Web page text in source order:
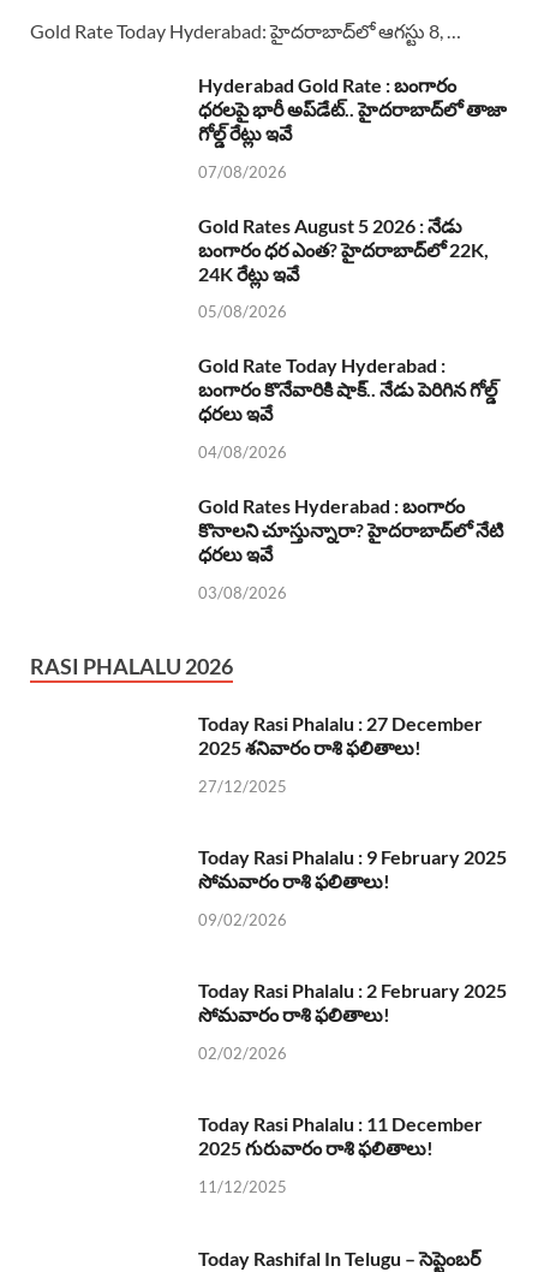
Gold Rate Today Hyderabad: హైదరాబాద్‌లో ఆగస్టు 8, …
Hyderabad Gold Rate : బంగారం
ధరలపై భారీ అప్‌డేట్.. హైదరాబాద్‌లో తాజా
గోల్డ్ రేట్లు ఇవే
07/08/2026
Gold Rates August 5 2026 : నేడు
బంగారం ధర ఎంత? హైదరాబాద్‌లో 22K,
24K రేట్లు ఇవే
05/08/2026
Gold Rate Today Hyderabad :
బంగారం కొనేవారికి షాక్.. నేడు పెరిగిన గోల్డ్
ధరలు ఇవే
04/08/2026
Gold Rates Hyderabad : బంగారం
కొనాలని చూస్తున్నారా? హైదరాబాద్‌లో నేటి
ధరలు ఇవే
03/08/2026
RASI PHALALU 2026
Today Rasi Phalalu : 27 December
2025 శనివారం రాశి ఫలితాలు!
27/12/2025
Today Rasi Phalalu : 9 February 2025
సోమవారం రాశి ఫలితాలు!
09/02/2026
Today Rasi Phalalu : 2 February 2025
సోమవారం రాశి ఫలితాలు!
02/02/2026
Today Rasi Phalalu : 11 December
2025 గురువారం రాశి ఫలితాలు!
11/12/2025
Today Rashifal In Telugu – సెప్టెంబర్